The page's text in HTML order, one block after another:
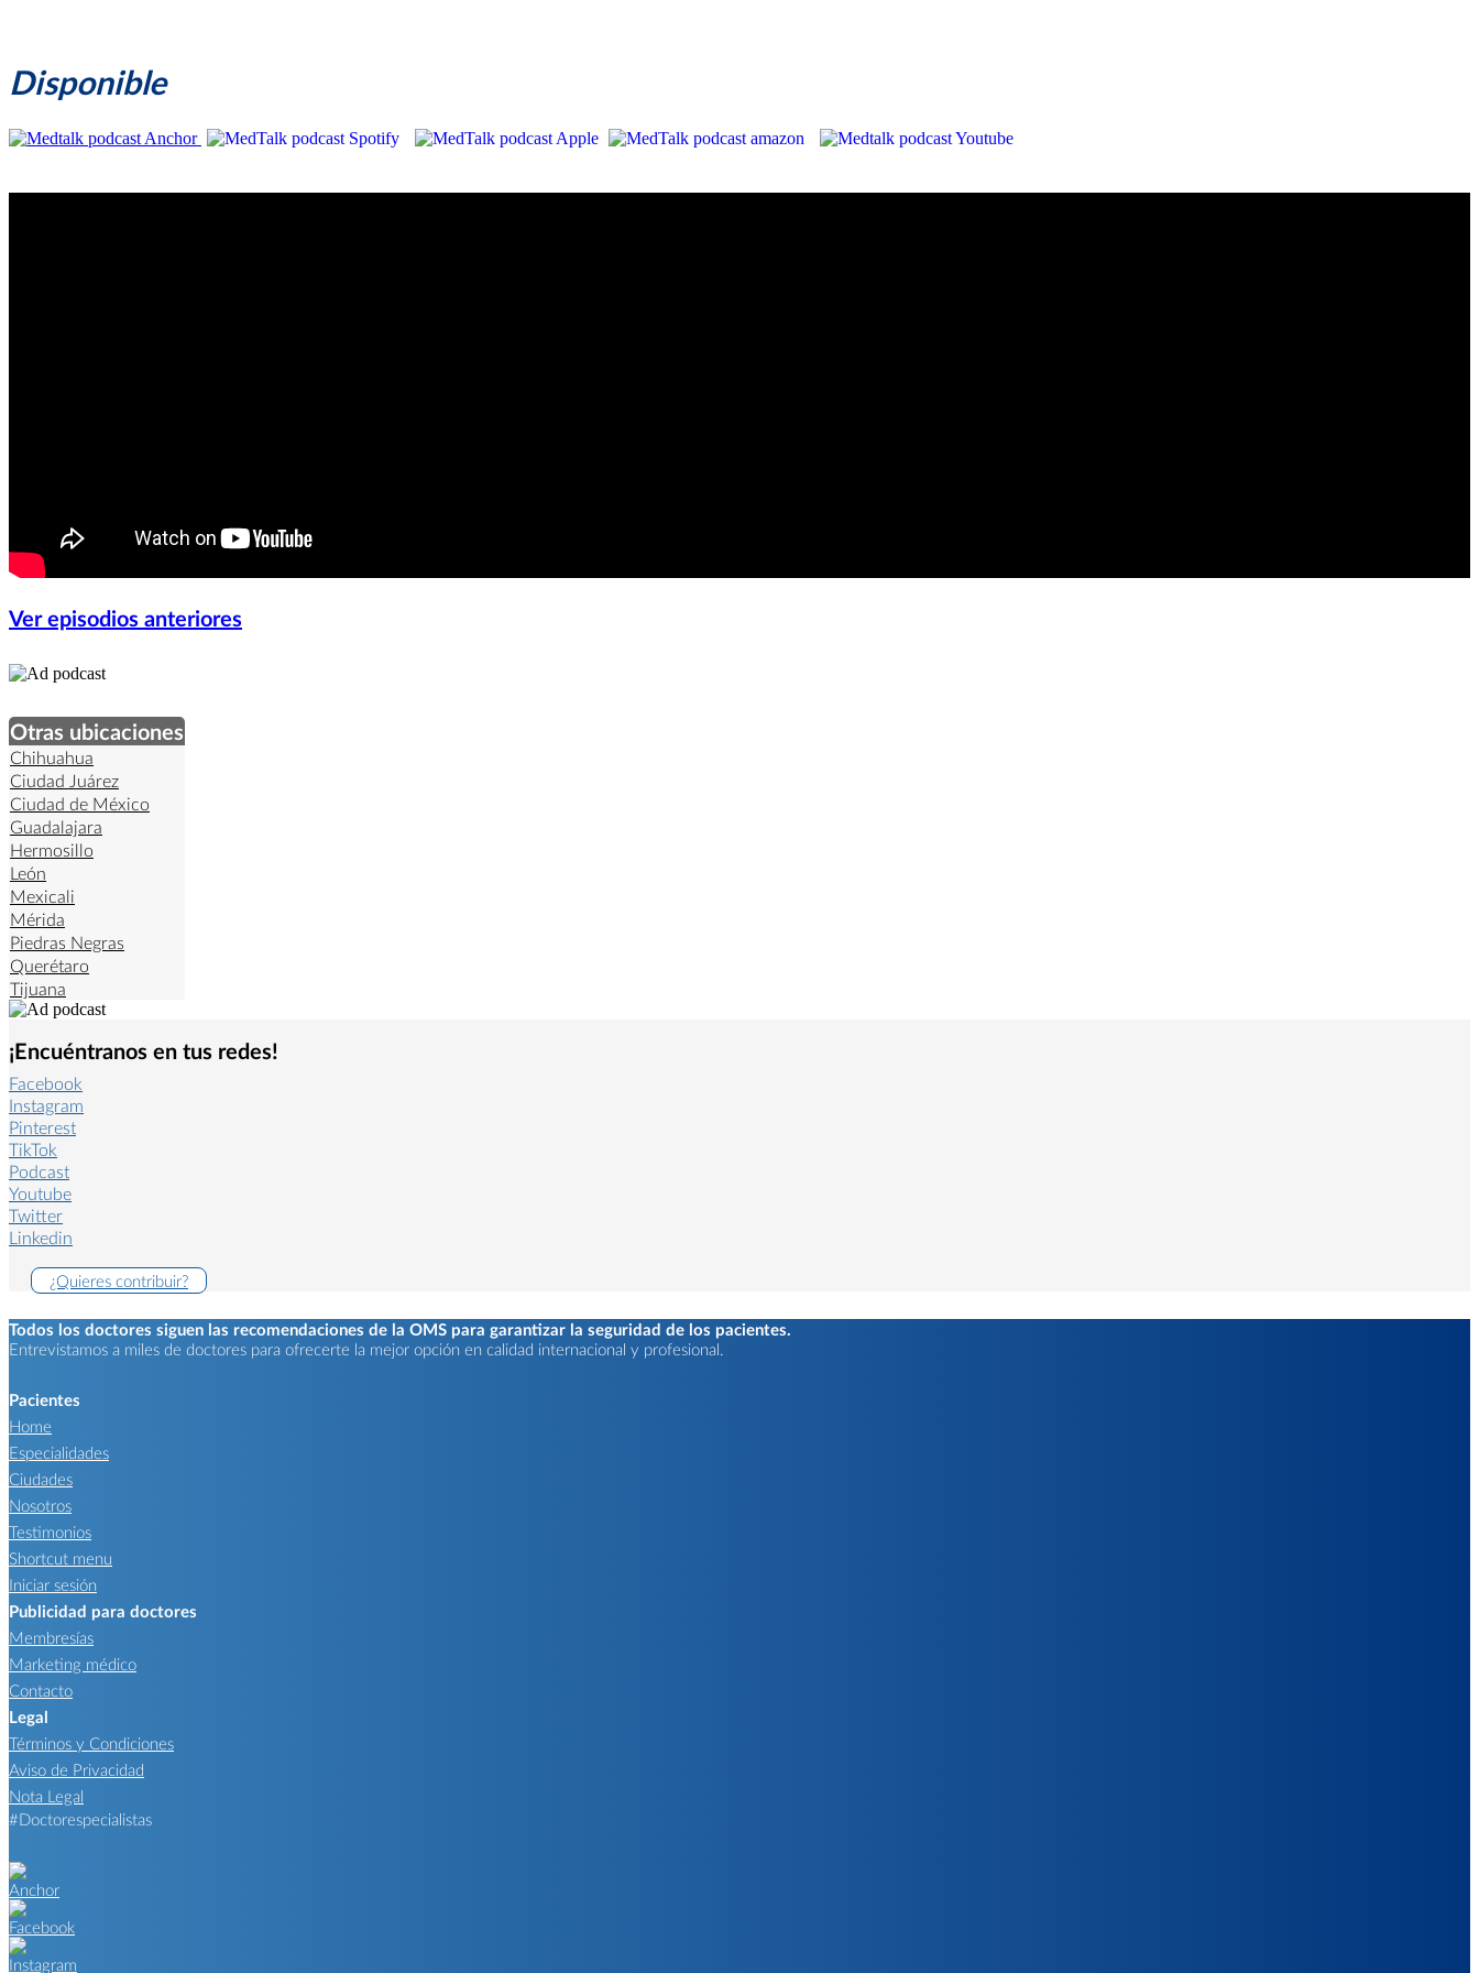
Disponible
Ver episodios anteriores
Otras ubicaciones
Chihuahua
Ciudad Juárez
Ciudad de México
Guadalajara
Hermosillo
León
Mexicali
Mérida
Piedras Negras
Querétaro
Tijuana
¡Encuéntranos en tus redes!
Facebook
Instagram
Pinterest
TikTok
Podcast
Youtube
Twitter
Linkedin
¿Quieres contribuir?
Todos los doctores siguen las recomendaciones de la OMS para garantizar la seguridad de los pacientes.
Entrevistamos a miles de doctores para ofrecerte la mejor opción en calidad internacional y profesional.
Pacientes
Home
Especialidades
Ciudades
Nosotros
Testimonios
Shortcut menu
Iniciar sesión
Publicidad para doctores
Membresías
Marketing médico
Contacto
Legal
Términos y Condiciones
Aviso de Privacidad
Nota Legal
#Doctorespecialistas